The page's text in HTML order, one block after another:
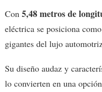
Con 5,48 metros de
eléctrica se posiciona
gigantes del lujo
Su diseño audaz y
lo convierten en una